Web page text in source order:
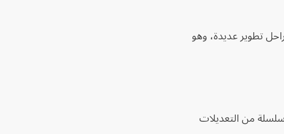
تطوير عديدة، وهو
من التعديلات